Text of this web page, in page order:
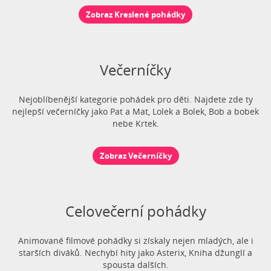
Zobraz Kreslené pohádky
Večerníčky
Nejoblíbenější kategorie pohádek pro děti. Najdete zde ty
nejlepší večerníčky jako Pat a Mat, Lolek a Bolek, Bob a bobek
nebe Krtek.
Zobraz Večerníčky
Celovečerní pohádky
Animované filmové pohádky si získaly nejen mladých, ale i
starších diváků. Nechybí hity jako Asterix, Kniha džunglí a
spousta dalších.